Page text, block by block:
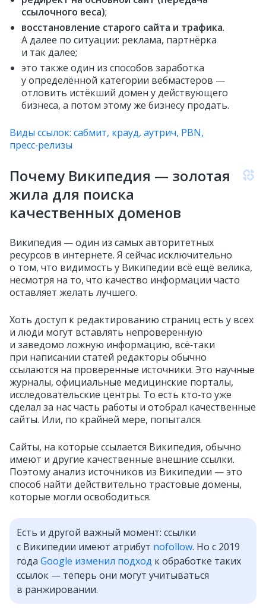
ссылочного веса);
восстановление старого сайта и трафика.
А далее по ситуации: реклама, партнёрка
и так далее;
это также один из способов заработка
у определённой категории вебмастеров —
отловить истёкший домен у действующего
бизнеса, а потом этому же бизнесу продать.
Виды ссылок: сабмит, крауд, аутрич, PBN,
пресс‑релизы
Почему Википедия — золотая
жила для поиска
качественных доменов
Википедия — один из самых авторитетных
ресурсов в интернете. Я сейчас исключительно
о том, что видимость у Википедии всё ещё велика,
несмотря на то, что качество информации часто
оставляет желать лучшего.
Хоть доступ к редактированию страниц есть у всех
и люди могут вставлять непроверенную
и заведомо ложную информацию, всё‑таки
при написании статей редакторы обычно
ссылаются на проверенные источники. Это научные
журналы, официальные медицинские порталы,
исследовательские центры. То есть кто‑то уже
сделал за нас часть работы и отобрал качественные
сайты. Или, по крайней мере, попытался.
Сайты, на которые ссылается Википедия, обычно
имеют и другие качественные внешние ссылки.
Поэтому анализ источников из Википедии — это
способ найти действительно трастовые домены,
которые могли освободиться.
Есть и другой важный момент: ссылки
с Википедии имеют атрибут nofollow. Но с 2019
года Google изменил подход к обработке таких
ссылок — теперь они могут учитываться
в ранжировании.